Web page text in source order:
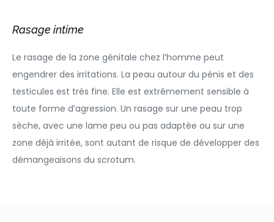
Rasage intime
Le rasage de la zone génitale chez l’homme peut
engendrer des irritations. La peau autour du pénis et des
testicules est très fine. Elle est extrêmement sensible à
toute forme d’agression. Un rasage sur une peau trop
sèche, avec une lame peu ou pas adaptée ou sur une
zone déjà irritée, sont autant de risque de développer des
démangeaisons du scrotum.